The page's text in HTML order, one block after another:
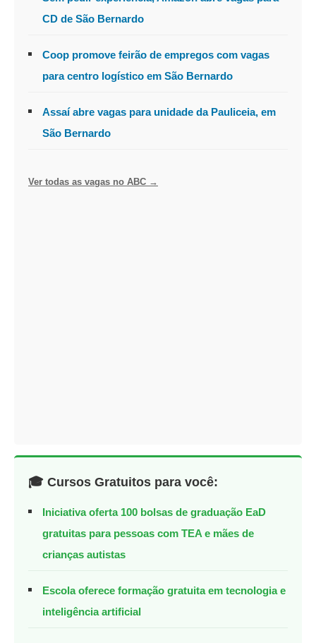
CD de São Bernardo
Coop promove feirão de empregos com vagas
para centro logístico em São Bernardo
Assaí abre vagas para unidade da Pauliceia, em
São Bernardo
Ver todas as vagas no ABC →
🎓 Cursos Gratuitos para você:
Iniciativa oferta 100 bolsas de graduação EaD
gratuitas para pessoas com TEA e mães de
crianças autistas
Escola oferece formação gratuita em tecnologia e
inteligência artificial